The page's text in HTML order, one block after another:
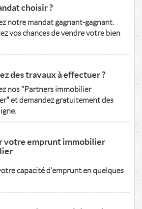
choisir ?
notre mandat gagnant-gagnant.
vos chances de vendre votre bien
des travaux à effectuer ?
nos "Partners immobilier
et demandez gratuitement des
votre emprunt immobilier
capacité d'emprunt en quelques